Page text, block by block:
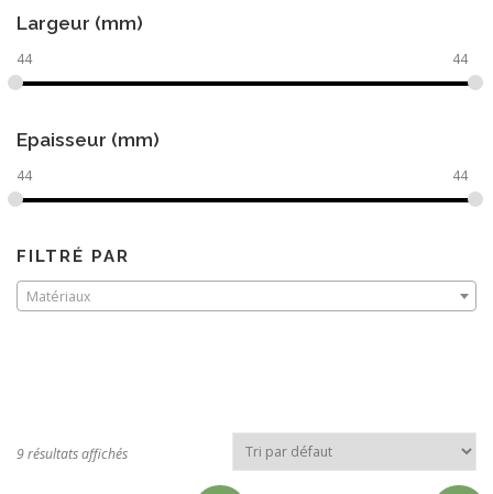
Largeur (mm)
44 44
Epaisseur (mm)
44 44
FILTRÉ PAR
Matériaux
9 résultats affichés